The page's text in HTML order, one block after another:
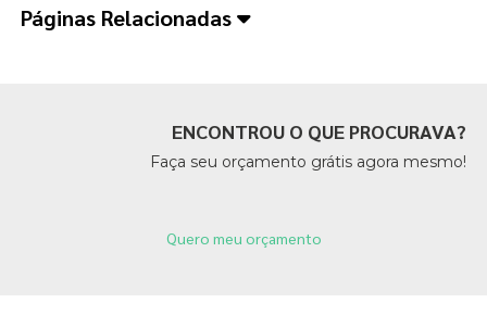
Páginas Relacionadas
ENCONTROU O QUE PROCURAVA?
Faça seu orçamento grátis agora mesmo!
Quero meu orçamento